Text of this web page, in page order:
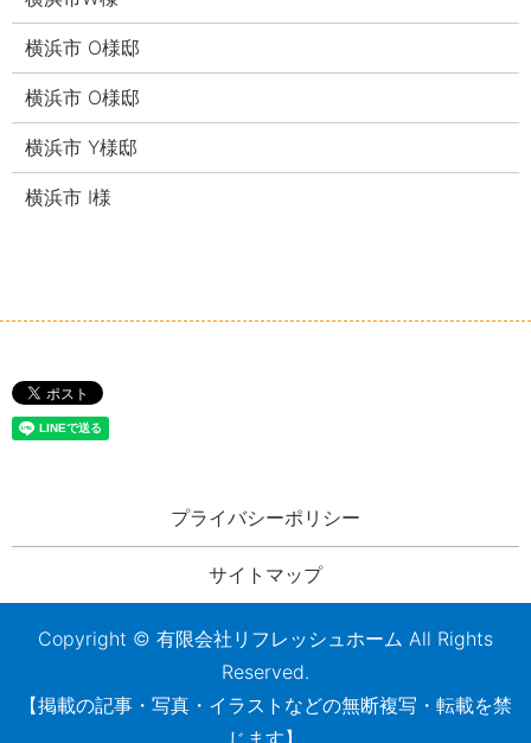
横浜市 O様邸
横浜市 O様邸
横浜市 Y様邸
横浜市 I様
プライバシーポリシー
サイトマップ
Copyright © 有限会社リフレッシュホーム All Rights
Reserved.
【掲載の記事・写真・イラストなどの無断複写・転載を禁